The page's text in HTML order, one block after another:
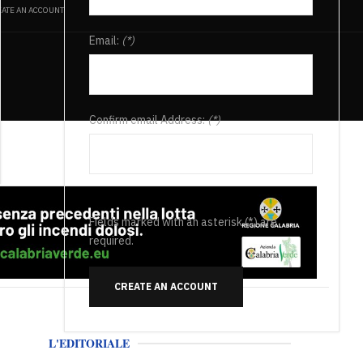
AN ACCOUNT
Email: (*)
Confirm email Address:(*)
Fields marked with an asterisk (*) are
required.
CREATE AN ACCOUNT
L'EDITORIALE